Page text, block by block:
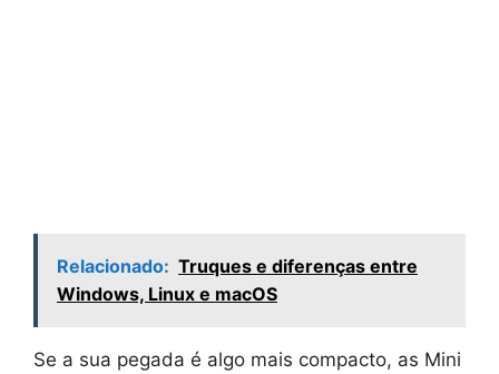
Relacionado: Truques e diferenças entre
Windows, Linux e macOS
Se a sua pegada é algo mais compacto, as Mini